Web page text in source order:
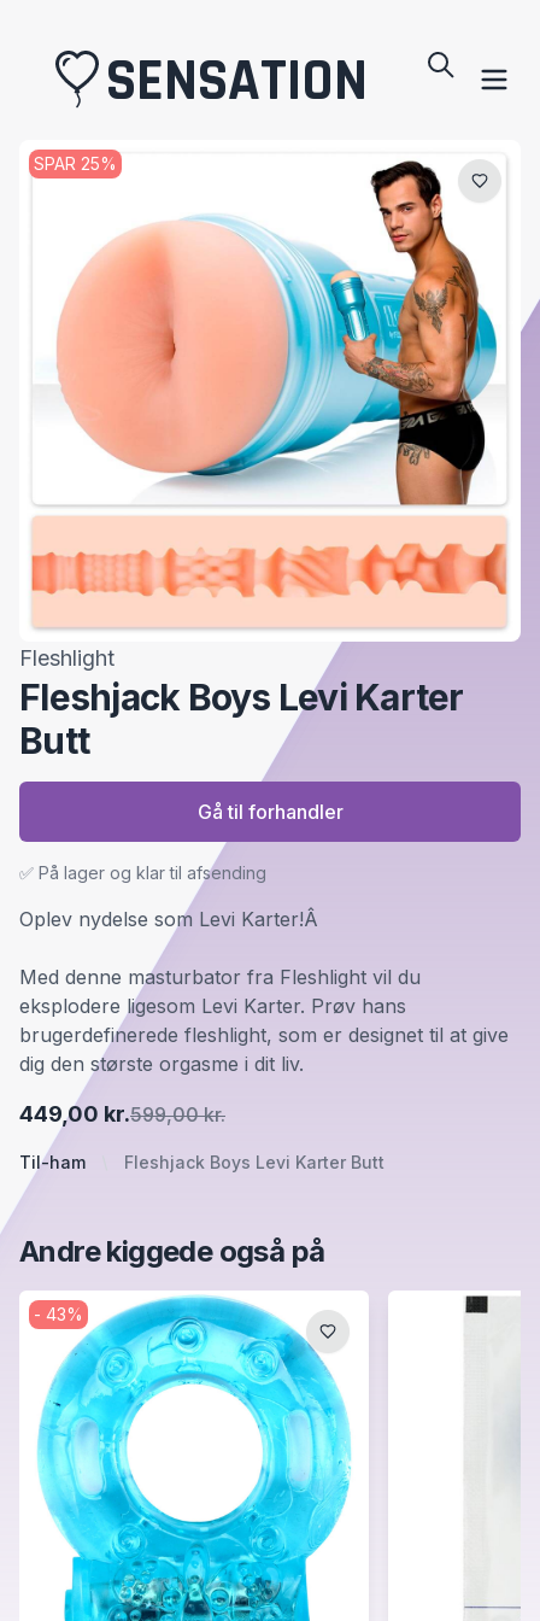
SENSATION
Fleshlight
Fleshjack Boys Levi Karter
Butt
Til-ham Fleshjack Boys Levi Karter Butt
449,00 kr.599,00 kr.
Oplev nydelse som Levi Karter!Â
Med denne masturbator fra Fleshlight vil du
eksplodere ligesom Levi Karter. Prøv hans
brugerdefinerede fleshlight, som er designet til at give
dig den største orgasme i dit liv.
✅ På lager og klar til afsending
Gå til forhandler
SPAR 25%
Andre kiggede også på
- 43%